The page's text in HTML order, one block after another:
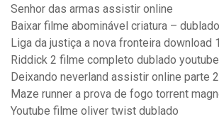
Senhor das armas assistir online
Baixar filme abominável criatura – dublado
Liga da justiça a nova fronteira download
Riddick 2 filme completo dublado youtube
Deixando neverland assistir online parte 2
Maze runner a prova de fogo torrent
Youtube filme oliver twist dublado